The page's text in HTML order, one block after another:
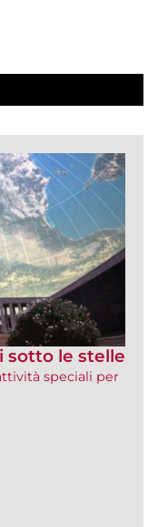
sotto le stelle
speciali per